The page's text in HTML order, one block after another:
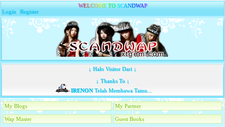
WELCOME TO SCANDWAP
Login |Register
↓ Halo Visitor Dari ↓
↓ Thanks To ↓
IRENONTelah Membawa Tamu...
My Blogs My Partner
Wap Master Guest Books